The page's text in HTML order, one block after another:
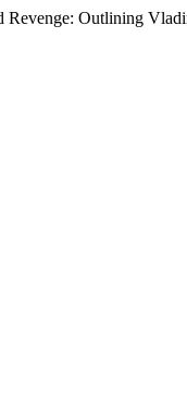
Revenge: Outlining